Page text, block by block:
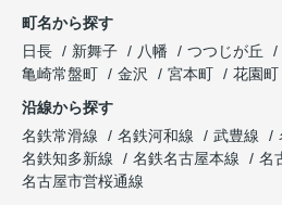
町名から探す
日長
新舞子 八幡 つつじが丘
亀崎常盤町
金沢 宮本町
花園町
沿線から探す
名鉄常滑線
名鉄河和線 武豊線
名鉄知多新線
名鉄名古屋本線
名
名古屋市営桜通線